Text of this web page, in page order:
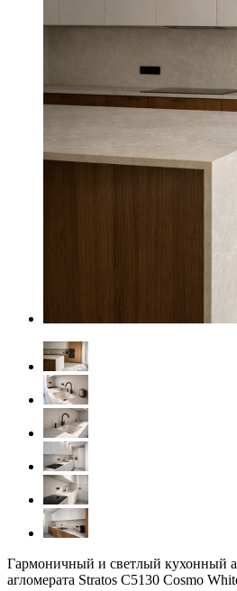
Гармоничный и светлый кухонный
агломерата Stratos C5130 Cosmo